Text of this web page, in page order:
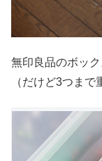
無印良品のボッ
（だけど3つま